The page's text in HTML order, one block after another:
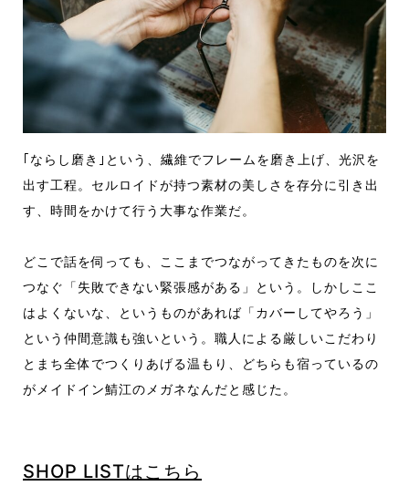
｢ならし磨き｣という、繊維でフレームを磨き上げ、光沢を
出す工程。セルロイドが持つ素材の美しさを存分に引き出
す、時間をかけて行う大事な作業だ。
どこで話を伺っても、ここまでつながってきたものを次に
つなぐ「失敗できない緊張感がある」という。
しかしここ
はよくないな、というものがあれば 「カバーしてやろう」
という仲間意識も強いと いう。職人による厳しいこだわり
とまち全体でつくりあげる温もり、どちらも宿っているの
がメイドイン鯖江のメガネなんだと感じた。
SHOP LISTはこちら